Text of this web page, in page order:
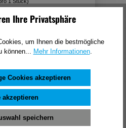
Warenkorb
Ihre Privatsphäre
um Ihnen die bestmögliche
können... Mehr Informationen.
Cookies akzeptieren
akzeptieren
speichern